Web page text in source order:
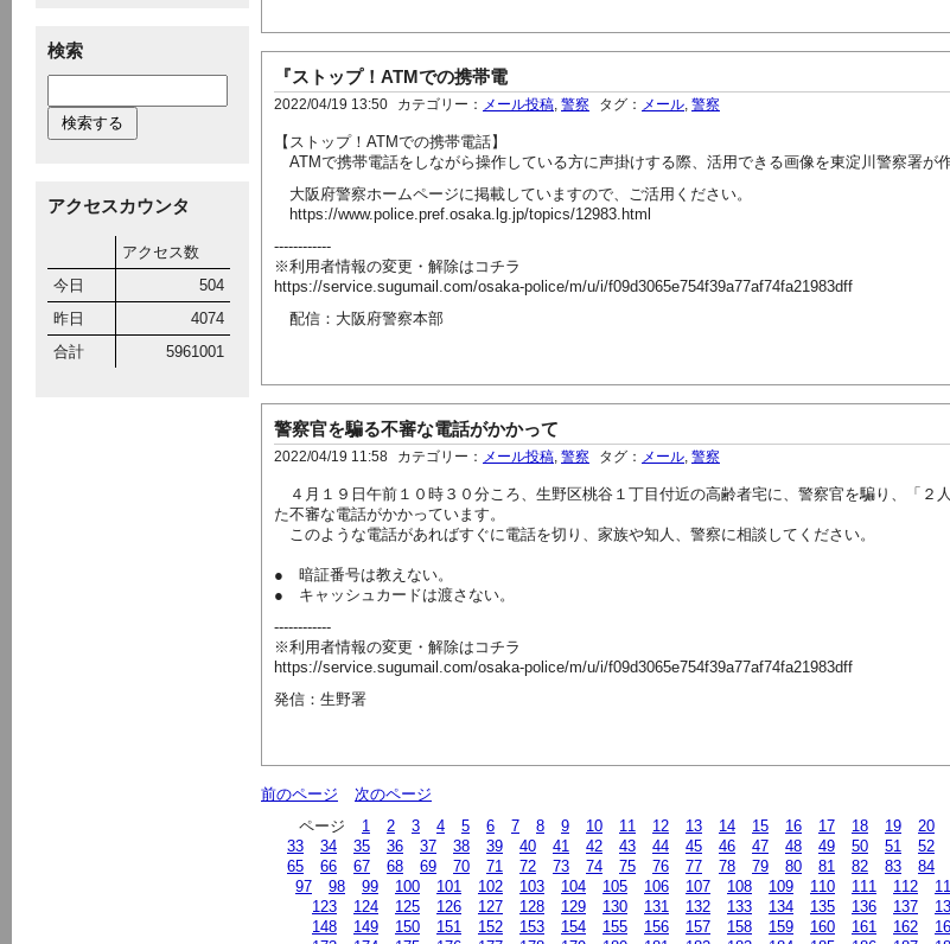
検索
アクセスカウンタ
アクセス数
今日
504
昨日
4074
合計
5961001
『ストップ！ATMでの携帯電
2022/04/19 13:50 カテゴリー： メール投稿 警察 タグ： メール 警察
【ストップ！ATMでの携帯電話】
ATMで携帯電話をしながら操作している方に声掛けする際、活用できる画像を東淀川警察署が作
大阪府警察ホームページに掲載していますので、ご活用ください。
https://www.police.pref.osaka.lg.jp/topics/12983.html
------------
※利用者情報の変更・解除はコチラ
https://service.sugumail.com/osaka-police/m/u/i/f09d3065e754f39a77af74fa21983dff
配信：大阪府警察本部
警察官を騙る不審な電話がかかって
2022/04/19 11:58 カテゴリー： メール投稿 警察 タグ： メール 警察
４月１９日午前１０時３０分ころ、生野区桃谷１丁目付近の高齢者宅に、警察官を騙り、「２
た不審な電話がかかっています。
このような電話があればすぐに電話を切り、家族や知人、警察に相談してください。
● 暗証番号は教えない。
● キャッシュカードは渡さない。
------------
※利用者情報の変更・解除はコチラ
https://service.sugumail.com/osaka-police/m/u/i/f09d3065e754f39a77af74fa21983dff
発信：生野署
前のページ
次のページ
ページ
1 2 3 4 5 6 7 8 9 10 11 12 13 14 15 16 17 18 19 20
33
34 35 36 37 38 39 40 41 42 43 44 45 46 47 48 49 50 51 52
65
66 67 68 69 70 71 72 73 74 75 76 77 78 79 80 81 82 83 84
97
98 99 100 101 102 103 104 105 106 107 108 109 110 111 112
123
124 125 126 127 128 129 130 131 132 133 134 135 136 137
148
149 150 151 152 153 154 155 156 157 158 159 160 161 162